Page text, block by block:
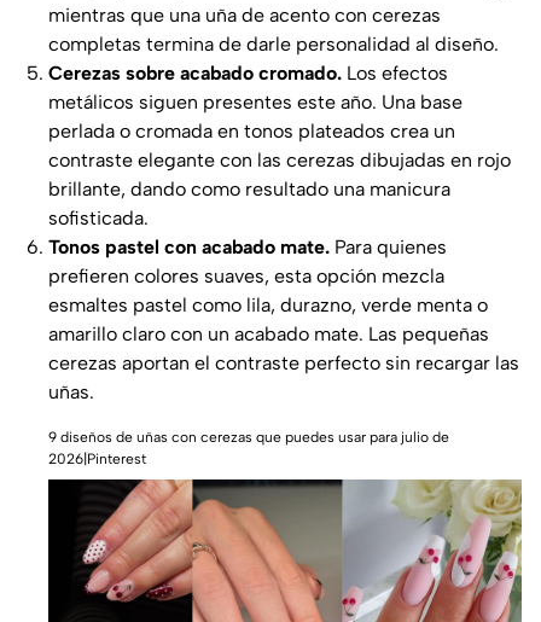
mientras que una uña de acento con cerezas
completas termina de darle personalidad al diseño.
Cerezas sobre acabado cromado. Los efectos
metálicos siguen presentes este año. Una base
perlada o cromada en tonos plateados crea un
contraste elegante con las cerezas dibujadas en rojo
brillante, dando como resultado una manicura
sofisticada.
Tonos pastel con acabado mate. Para quienes
prefieren colores suaves, esta opción mezcla
esmaltes pastel como lila, durazno, verde menta o
amarillo claro con un acabado mate. Las pequeñas
cerezas aportan el contraste perfecto sin recargar las
uñas.
9 diseños de uñas con cerezas que puedes usar para julio de
2026|Pinterest